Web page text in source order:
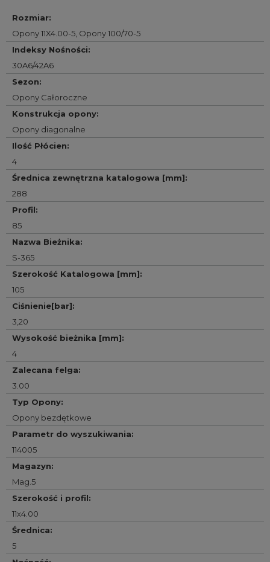
Rozmiar:
Opony 11X4.00-5 Opony 100/70-5
Indeksy Nośności:
30A6/42A6
Sezon:
Opony Całoroczne
Konstrukcja opony:
Opony diagonalne
Ilość Płócien:
4
Średnica zewnętrzna katalogowa [mm]:
288
Profil:
85
Nazwa Bieżnika:
S-365
Szerokość Katalogowa [mm]:
105
Ciśnienie[bar]:
3,20
Wysokość bieżnika [mm]:
4
Zalecana felga:
3.00
Typ Opony:
Opony bezdętkowe
Parametr do wyszukiwania:
114005
Magazyn:
Mag.5
Szerokość i profil:
11x4.00
Średnica:
5